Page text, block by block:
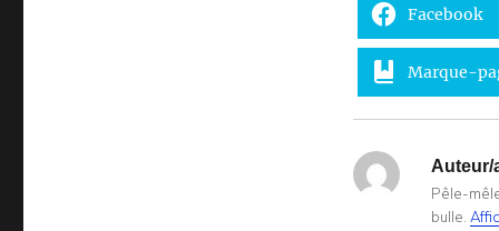
Facebook
Marque-
Auteur/
Pêle-
bulle.